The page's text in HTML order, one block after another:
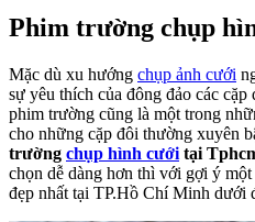
Phim trường chụp
Mặc dù xu hướng chụp ảnh cưới
sự yêu thích của đông đảo các
phim trường cũng là một trong
cho những cặp đôi thường xuyên
trường chụp hình cưới tại
chọn dễ dàng hơn thì với gợi ý
đẹp nhất tại TP.Hồ Chí Minh dưới